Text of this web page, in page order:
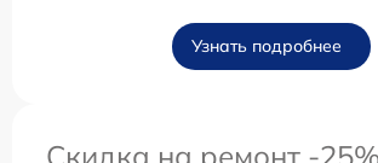
Узнать подробнее